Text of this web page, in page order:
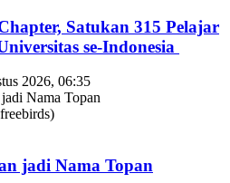
Satukan 315 Pelajar
se-Indonesia
2026, 06:35
jadi Nama Topan